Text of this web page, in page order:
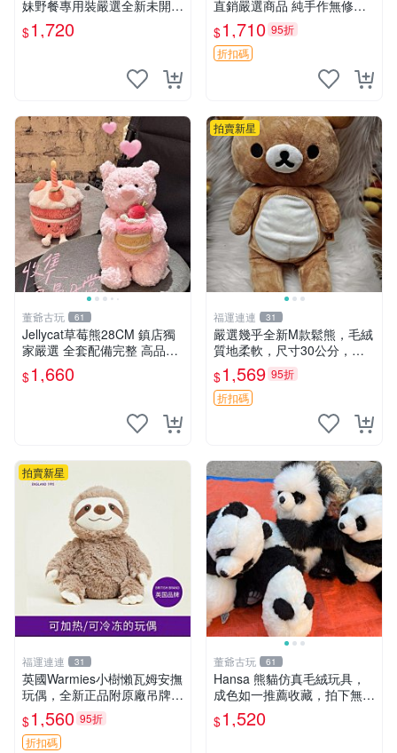
妹野餐專用裝嚴選全新未開
封，包含兩組大童款紙盒裝，
適合收藏與分享。 餅乾熊兄
$1,720
直銷嚴選商品 純手作無修圖
可收藏 郵差熊 Momo熊 標牌
商品
$1,710 95折
折扣碼
董爺古玩 61
Jellycat草莓熊28CM 鎮店獨
家嚴選 全套配備完整 高品質
收藏好物 紋章 玩具熊 定制熊
$1,660
拍賣新星
福運連連 31
嚴選幾乎全新M款鬆熊，毛絨
質地柔軟，尺寸30公分，做
工精緻可愛，適合收藏或贈送
親友。中古使用痕跡，手感依
然優良。 鬆熊 嬰熊 毛玩偶
$1,569 95折
折扣碼
拍賣新星
福運連連 31
英國Warmies小樹懶瓦姆安撫
玩偶，全新正品附原廠吊牌與
防塵袋，內藏薰衣草可加熱，
適合各個年齡層，冷暖兩用享
受抱抱樂趣，不容錯過嚴選好
$1,560 95折
折扣碼
董爺古玩 61
Hansa 熊貓仿真毛絨玩具，
成色如一推薦收藏，拍下無疑
心 熊貓 毛絨玩具 收藏
$1,520